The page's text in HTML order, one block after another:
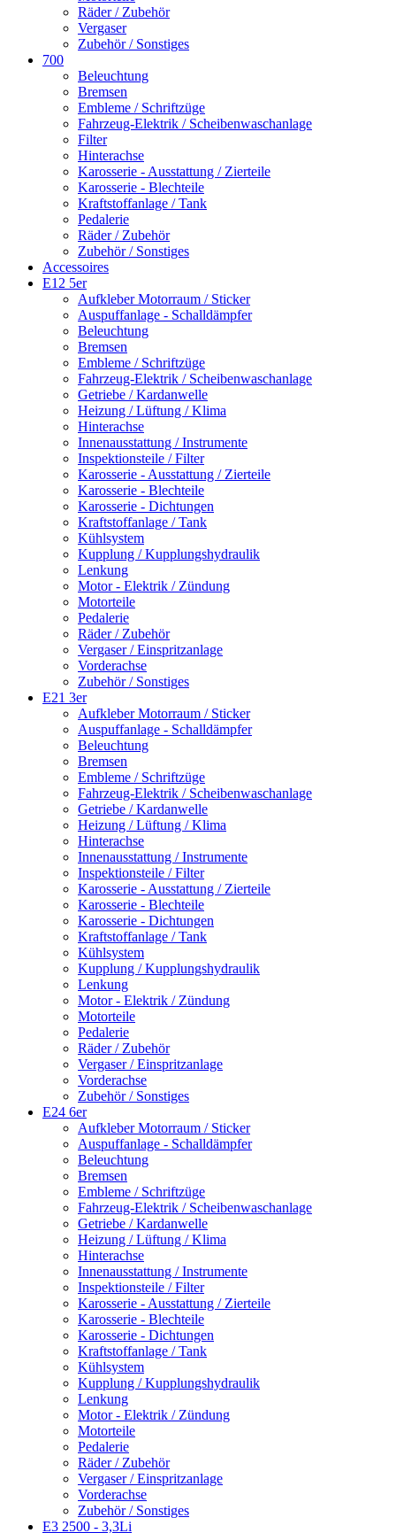
Räder / Zubehör
Vergaser
Zubehör / Sonstiges
700
Beleuchtung
Bremsen
Embleme / Schriftzüge
Fahrzeug-Elektrik / Scheibenwaschanlage
Filter
Hinterachse
Karosserie - Ausstattung / Zierteile
Karosserie - Blechteile
Kraftstoffanlage / Tank
Pedalerie
Räder / Zubehör
Zubehör / Sonstiges
Accessoires
E12 5er
Aufkleber Motorraum / Sticker
Auspuffanlage - Schalldämpfer
Beleuchtung
Bremsen
Embleme / Schriftzüge
Fahrzeug-Elektrik / Scheibenwaschanlage
Getriebe / Kardanwelle
Heizung / Lüftung / Klima
Hinterachse
Innenausstattung / Instrumente
Inspektionsteile / Filter
Karosserie - Ausstattung / Zierteile
Karosserie - Blechteile
Karosserie - Dichtungen
Kraftstoffanlage / Tank
Kühlsystem
Kupplung / Kupplungshydraulik
Lenkung
Motor - Elektrik / Zündung
Motorteile
Pedalerie
Räder / Zubehör
Vergaser / Einspritzanlage
Vorderachse
Zubehör / Sonstiges
E21 3er
Aufkleber Motorraum / Sticker
Auspuffanlage - Schalldämpfer
Beleuchtung
Bremsen
Embleme / Schriftzüge
Fahrzeug-Elektrik / Scheibenwaschanlage
Getriebe / Kardanwelle
Heizung / Lüftung / Klima
Hinterachse
Innenausstattung / Instrumente
Inspektionsteile / Filter
Karosserie - Ausstattung / Zierteile
Karosserie - Blechteile
Karosserie - Dichtungen
Kraftstoffanlage / Tank
Kühlsystem
Kupplung / Kupplungshydraulik
Lenkung
Motor - Elektrik / Zündung
Motorteile
Pedalerie
Räder / Zubehör
Vergaser / Einspritzanlage
Vorderachse
Zubehör / Sonstiges
E24 6er
Aufkleber Motorraum / Sticker
Auspuffanlage - Schalldämpfer
Beleuchtung
Bremsen
Embleme / Schriftzüge
Fahrzeug-Elektrik / Scheibenwaschanlage
Getriebe / Kardanwelle
Heizung / Lüftung / Klima
Hinterachse
Innenausstattung / Instrumente
Inspektionsteile / Filter
Karosserie - Ausstattung / Zierteile
Karosserie - Blechteile
Karosserie - Dichtungen
Kraftstoffanlage / Tank
Kühlsystem
Kupplung / Kupplungshydraulik
Lenkung
Motor - Elektrik / Zündung
Motorteile
Pedalerie
Räder / Zubehör
Vergaser / Einspritzanlage
Vorderachse
Zubehör / Sonstiges
E3 2500 - 3,3Li